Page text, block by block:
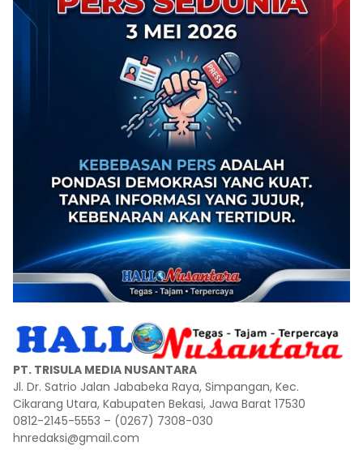
PT. TRISULA MEDIA NUSANTARA
Jl. Dr. Satrio Jalan Jababeka Raya, Simpangan, Kec.
Cikarang Utara, Kabupaten Bekasi, Jawa Barat 17530
0812-2145-5553 – (0267) 7308-030
hnredaksi@gmail.com